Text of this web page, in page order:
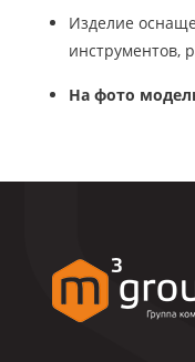
Изделие
инструментов,
На фото